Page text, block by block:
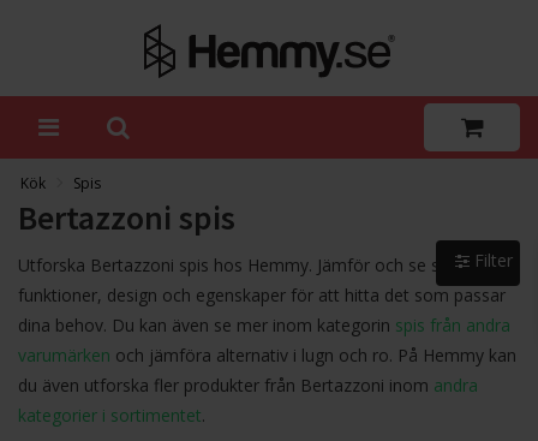
Kök Spis
Bertazzoni spis
Utforska Bertazzoni spis hos Hemmy. Jämför och se skillnader i
funktioner, design och egenskaper för att hitta det som passar
dina behov. Du kan även se mer inom kategorin spis från andra
varumärken och jämföra alternativ i lugn och ro. På Hemmy kan
du även utforska fler produkter från Bertazzoni inom andra
kategorier i sortimentet.
Filter